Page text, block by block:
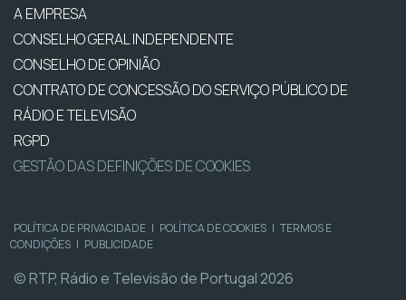
A EMPRESA
CONSELHO GERAL INDEPENDENTE
CONSELHO DE OPINIÃO
CONTRATO DE CONCESSÃO DO SERVIÇO PÚBLICO DE
RÁDIO E TELEVISÃO
RGPD
GESTÃO DAS DEFINIÇÕES DE COOKIES
POLÍTICA DE PRIVACIDADE | POLÍTICA DE COOKIES | TERMOS E
CONDIÇÕES | PUBLICIDADE
© RTP, Rádio e Televisão de Portugal 2026